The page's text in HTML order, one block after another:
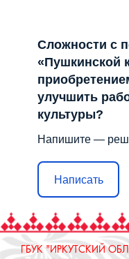
Сложности с
«Пушкинской